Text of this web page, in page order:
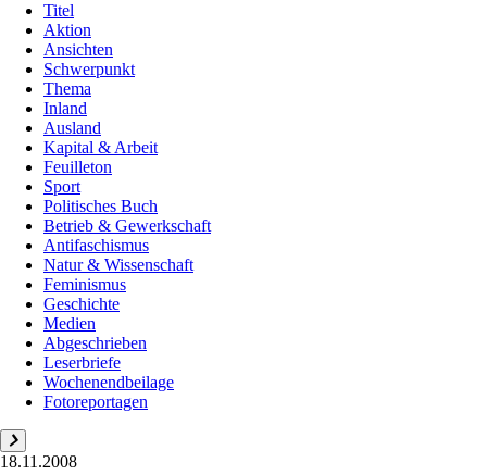
Titel
Aktion
Ansichten
Schwerpunkt
Thema
Inland
Ausland
Kapital & Arbeit
Feuilleton
Sport
Politisches Buch
Betrieb & Gewerkschaft
Antifaschismus
Natur & Wissenschaft
Feminismus
Geschichte
Medien
Abgeschrieben
Leserbriefe
Wochenendbeilage
Fotoreportagen
18.11.2008